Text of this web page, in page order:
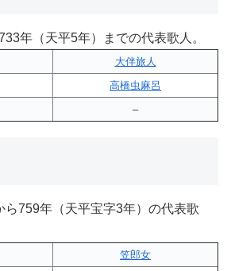
年（天平5年）までの代表歌人。
大伴旅人
高橋虫麻呂
–
ら759年（天平宝字3年）の代表歌
笠郎女